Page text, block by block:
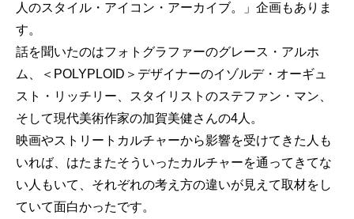
人のスタイル・アイコン・アーカイブ。」企画もありま
す。
話を聞いたのはフォトグラファーのグレース・アルホ
ム、＜POLYPLOID＞デザイナーのイゾルデ・オーギュ
スト・リッチリー、スタイリストのステファン・マン、
そして現代美術作家の加賀美健さんの4人。
映画やストリートカルチャーから影響を受けてきた人も
いれば、はたまたそういったカルチャーを通ってきてな
い人もいて、それぞれの考え方の違いが見えて取材をし
ていて面白かったです。